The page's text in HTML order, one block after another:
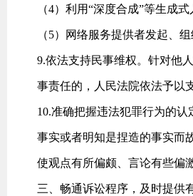
（4）利用“深度合成”等生成
（5）网络服务提供者发起、组
9.依法支持民事维权。针对他
事责任的，人民法院依法予以
10.准确把握违法犯罪行为的
事实或者明知是捏造的事实而
使观点有所偏颇、言论有些偏
三、畅通诉讼程序，及时提供